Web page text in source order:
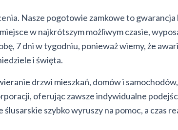
Nasze pogotowie zamkowe to
w najkrótszym możliwym czasie,
7 dni w tygodniu, ponieważ wiemy, że
i święta.
drzwi mieszkań, domów i
oferując zawsze indywidualne
szybko wyruszy na pomoc, a czas